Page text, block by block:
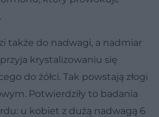
także do nadwagi, a nadmiar
krystalizowaniu się
do żółci. Tak powstają złogi
Potwierdziły to badania
u kobiet z dużą nadwagą 6